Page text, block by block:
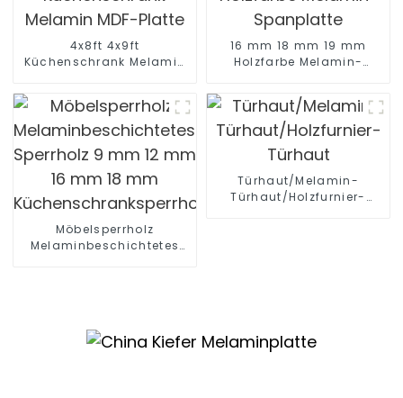
4x8ft 4x9ft
Küchenschrank Melamin
16 mm 18 mm 19 mm
Holzfarbe Melamin-
Möbelsperrholz
Melaminbeschichtetes
Türhaut/Melamin-
Türhaut/Holzfurnier-